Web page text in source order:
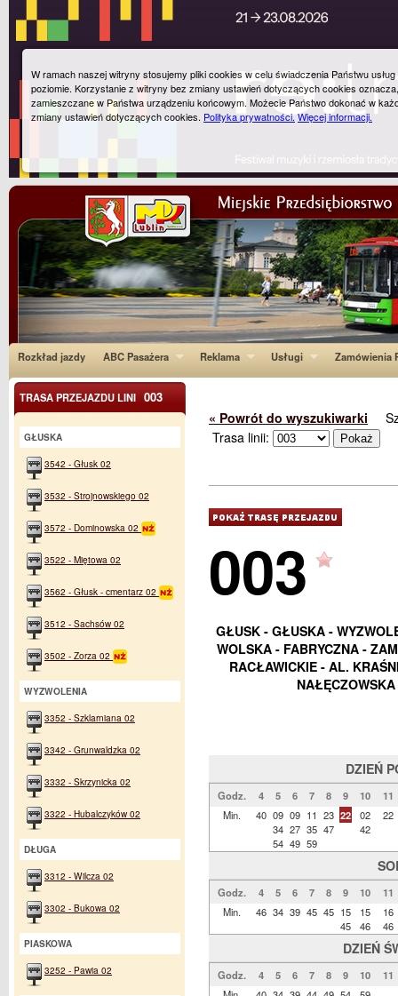
Rozkład jazdy ABC Pasażera Reklama Usługi Zamówienia
« Powrót do wyszukiwarki
Trasa linii:
003
GŁUSK - GŁUSKA -
WOLSKA - FABRYCZNA -
RACŁAWICKIE - AL.
DZIEŃ
Godz. 4 5 6 7 8 9 10
11
Min.
40 09
34
54
09
27
49
11
35
59
23
47
22
02
42
22
Godz. 4 5 6 7 8 9 10
11
Min.
46 34 39 45 45 15
45
15
46
16
46
DZIEŃ
Godz. 4 5 6 7 8 9 10
11
TRASA PRZEJAZDU LINI 003
GŁUSKA
3542 - Głusk 02
3532 - Strojnowskiego 02
3572 - Dominowska 02
3522 - Miętowa 02
3562 - Głusk - cmentarz 02
3512 - Sachsów 02
3502 - Zorza 02
WYZWOLENIA
3352 - Szklarniana 02
3342 - Grunwaldzka 02
3332 - Skrzynicka 02
3322 - Hubalczyków 02
DŁUGA
3312 - Wilcza 02
3302 - Bukowa 02
PIASKOWA
3252 - Pawia 02
W ramach naszej witryny stosujemy pliki cookies w celu świadczenia Państwu
poziomie. Korzystanie z witryny bez zmiany ustawień dotyczących cookies
zamieszczane w Państwa urządzeniu końcowym. Możecie Państwo dokonać w
zmiany ustawień dotyczących cookies. Polityka prywatności.Więcej informacji.